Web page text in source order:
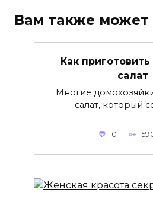
Вам также может
Как
салат
Многие
салат, который
0